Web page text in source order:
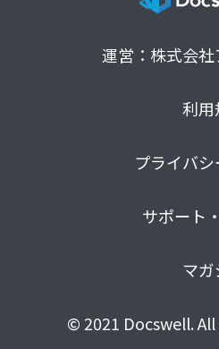
運営：株式会
利用
プライバ
サポート
マ
© 2021 Docswell.